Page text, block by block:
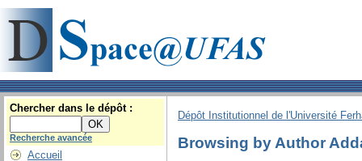
Chercher dans le dépôt :
Recherche avancée
Accueil
Dépôt Institutionnel de l'Université
Browsing by Author